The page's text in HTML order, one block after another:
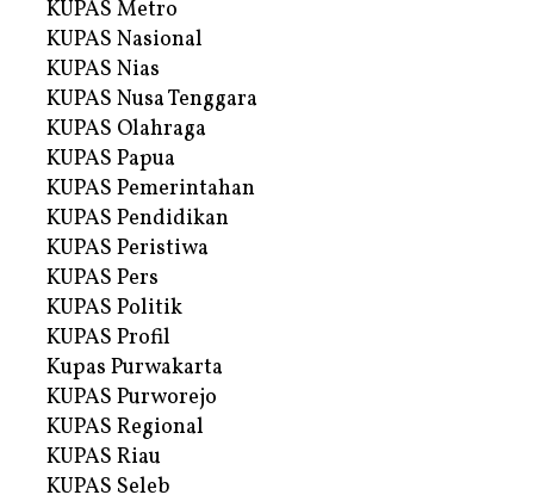
KUPAS Metro
KUPAS Nasional
KUPAS Nias
KUPAS Nusa Tenggara
KUPAS Olahraga
KUPAS Papua
KUPAS Pemerintahan
KUPAS Pendidikan
KUPAS Peristiwa
KUPAS Pers
KUPAS Politik
KUPAS Profil
Kupas Purwakarta
KUPAS Purworejo
KUPAS Regional
KUPAS Riau
KUPAS Seleb